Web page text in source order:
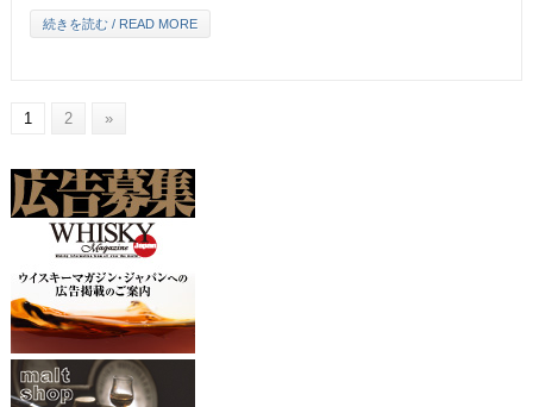
続きを読む / READ MORE
1 2 »